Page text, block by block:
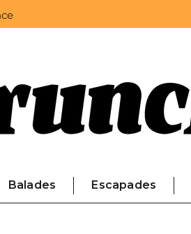
Balades Escapades